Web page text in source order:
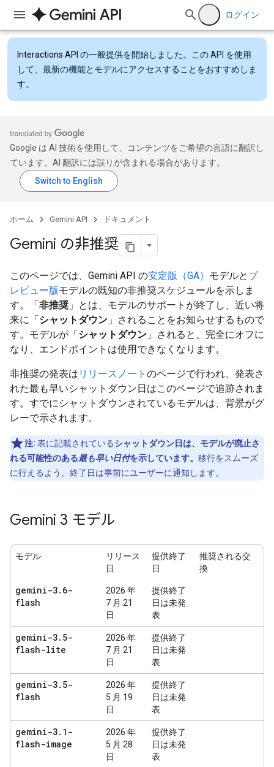
ログイン
Interactions API の一般提供を開始しました。この API を使用
して、最新の機能とモデルにアクセスすることをおすすめしま
す。
Google は AI 技術を使用して、コンテンツをご希望の言語に翻訳し
ています。AI 翻訳には誤りが含まれる場合があります。
ホーム Gemini API ドキュメント
Gemini の非推奨
このページでは、Gemini API の安定版（GA） モデルと プ
レビュー版モデルの既知の非推奨スケジュールを示しま
す。「非推奨 」とは、モデルのサポートが終了し、近い将
来に「シャットダウン 」されることをお知らせするもので
す。モデルが「シャットダウン 」されると、完全にオフに
なり、エンドポイントは使用できなくなります。
非推奨の発表は リリースノート のページで行われ、発表さ
れた最も早いシャットダウン日はこのページで追跡されま
す。すでにシャットダウンされているモデルは、背景がグ
レーで示されます。
注: 表に記載されているシャットダウン日は、モデルが廃止さ
れる可能性のある最も早い日付を示しています。 移行をスムーズ
に行えるよう、終了日は事前にユーザーに通知します。
Gemini 3 モデル
モデル
リリース
日
提供終了
日
推奨される交
換
gemini-3. 6-
flash
2026 年
7 月 21
日
提供終了
日は未発
表
gemini-3. 5-
flash-lite
2026 年
7 月 21
日
提供終了
日は未発
表
gemini-3. 5-
flash
2026 年
5 月 19
日
提供終了
日は未発
表
gemini-3. 1-
flash-image
2026 年
5 月 28
日
提供終了
日は未発
表